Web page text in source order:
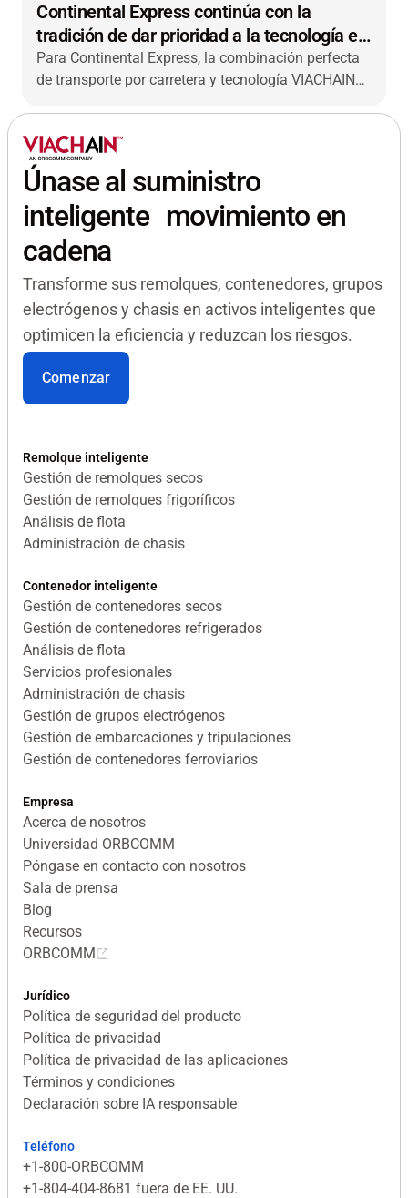
Continental Express continúa con la
tradición de dar prioridad a la tecnología en
el transporte por carretera
Para Continental Express, la combinación perfecta
de transporte por carretera y tecnología VIACHAIN
Únase al suministro
inteligente movimiento en
cadena
Transforme sus remolques, contenedores, grupos
electrógenos y chasis en activos inteligentes que
optimicen la eficiencia y reduzcan los riesgos.
Comenzar
Remolque inteligente
Gestión de remolques secos
Gestión de remolques frigoríficos
Análisis de flota
Administración de chasis
Contenedor inteligente
Gestión de contenedores secos
Gestión de contenedores refrigerados
Análisis de flota
Servicios profesionales
Administración de chasis
Gestión de grupos electrógenos
Gestión de embarcaciones y tripulaciones
Gestión de contenedores ferroviarios
Empresa
Acerca de nosotros
Universidad ORBCOMM
Póngase en contacto con nosotros
Sala de prensa
Blog
Recursos
ORBCOMM
Jurídico
Política de seguridad del producto
Política de privacidad
Política de privacidad de las aplicaciones
Términos y condiciones
Declaración sobre IA responsable
Teléfono
+1-800-ORBCOMM
+1-804-404-8681 fuera de EE. UU.